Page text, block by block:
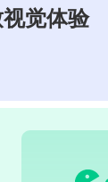
觉体验